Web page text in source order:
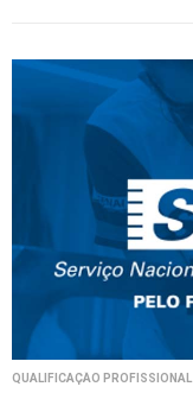
QUALIFICAÇÃO PROFISSIONAL